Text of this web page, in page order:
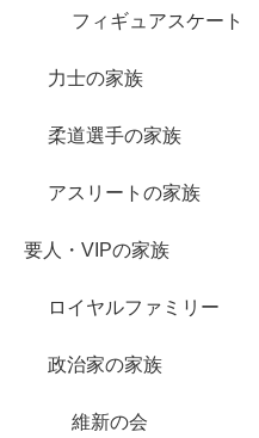
フィギュアスケート
力士の家族
柔道選手の家族
アスリートの家族
要人・VIPの家族
ロイヤルファミリー
政治家の家族
維新の会